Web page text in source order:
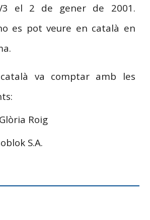
el 2 de gener de 2001 .
es pot veure en català en
va comptar amb les
Glòria Roig
S.A.